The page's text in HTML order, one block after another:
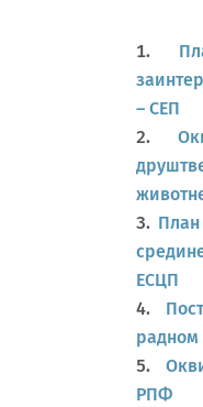
– СЕП
ЕСЦП
РПФ